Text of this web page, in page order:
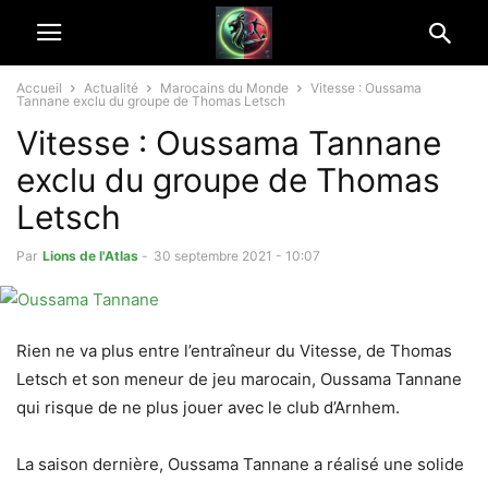
Accueil Actualité Marocains du Monde
Vitesse : Oussama
Tannane exclu du groupe de Thomas Letsch
Vitesse : Oussama Tannane
exclu du groupe de Thomas
Letsch
Par Lions de l'Atlas - 30 septembre 2021 - 10:07
Rien ne va plus entre l’entraîneur du Vitesse, de Thomas
Letsch et son meneur de jeu marocain, Oussama Tannane
qui risque de ne plus jouer avec le club d’Arnhem.
La saison dernière, Oussama Tannane a réalisé une solide